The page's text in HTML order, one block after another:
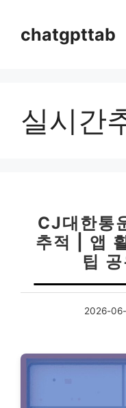
chatgpttab
실시간
CJ대한통
추적 | 앱
팁
2026-